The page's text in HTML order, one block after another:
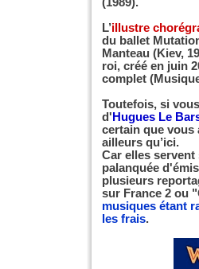
(1989).
L’illustre
du ballet
Manteau (Kiev,
roi, créé en juin
complet
Toutefois, si
d' Hugues Le
certain que vous
ailleurs qu’ici.
Car elles
palanquée
plusieurs
sur France 2 ou
musiques étant
les frais.